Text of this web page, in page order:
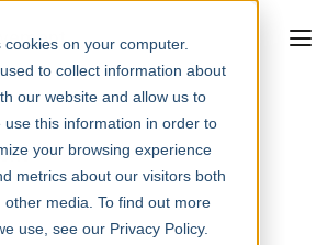
on your computer.
to collect information about
our website and allow us to
use this information in order to
your browsing experience
metrics about our visitors both
media. To find out more
use, see our Privacy Policy.